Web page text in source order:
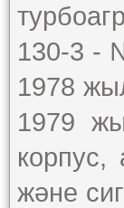
130-3 -
1978
1979
корпус,
және